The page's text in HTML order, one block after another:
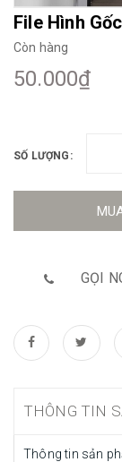
File Hình
Còn hàng
50.000₫
SỐ LƯỢNG:
GỌI
THÔNG TIN
Thông tin sản